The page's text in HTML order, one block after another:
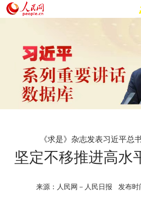
《求是》杂志发表习近平总
坚定不移推进高水
来源：人民网－人民日报 发布时